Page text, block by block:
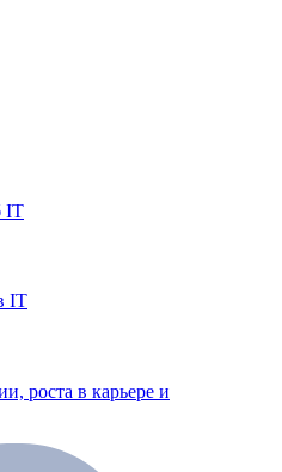
IT
IT
роста в карьере и